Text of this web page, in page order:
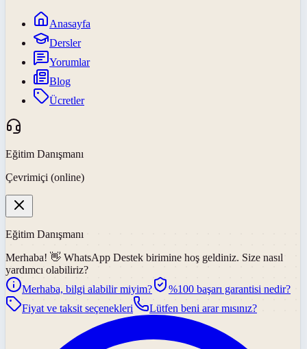
Anasayfa
Dersler
Yorumlar
Blog
Ücretler
Eğitim Danışmanı
Çevrimiçi (online)
Eğitim Danışmanı
Merhaba! 👋 WhatsApp Destek birimine hoş geldiniz. Size nasıl
yardımcı olabiliriz?
Merhaba, bilgi alabilir miyim?
%100 başarı garantisi nedir?
Fiyat ve taksit seçenekleri
Lütfen beni arar mısınız?